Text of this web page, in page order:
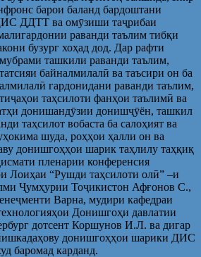
барои баланд бардоштани
ДДТТ ва омӯзиши таҷрибаи
раванди таълим тибқи
бузург хоҳад дод. Дар рафти
ташкили раванди таълим,
байналмилалӣ ва таъсири он ба
гардонидани раванди таълим,
таҳсилоти фанҳои таълимӣ ва
донишандӯзии донишҷӯён, ташкил
таҳсилот вобаста ба салоҳият ва
шуда, роҳҳои ҳалли он ва
донишгоҳҳои шарик таҳлилу таҳқиқ
пленарии конференсия
Лоиҳаи “Рушди таҳсилоти олӣ” –и
Ҷумҳурии Тоҷикистон Афғонов С.,
Варна, мудири кафедраи
Донишгоҳи давлатии
дотсент Коршунов И.Л. ва дигар
донишгоҳҳои шарики ДИС
баромад карданд.